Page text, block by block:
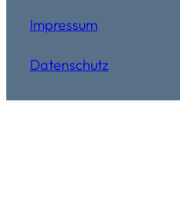
Impressum
Datenschutz